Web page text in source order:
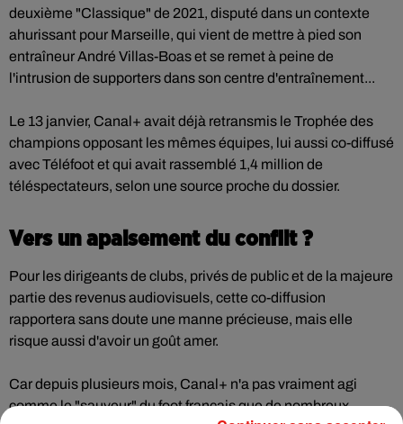
deuxième "Classique" de 2021, disputé dans un contexte
ahurissant pour Marseille, qui vient de mettre à pied son
entraîneur André Villas-Boas et se remet à peine de
l'intrusion de supporters dans son centre d'entraînement...
Le 13 janvier, Canal+ avait déjà retransmis le Trophée des
champions opposant les mêmes équipes, lui aussi co-diffusé
avec Téléfoot et qui avait rassemblé 1,4 million de
téléspectateurs, selon une source proche du dossier.
Vers un apaisement du conflit ?
Pour les dirigeants de clubs, privés de public et de la majeure
partie des revenus audiovisuels, cette co-diffusion
rapportera sans doute une manne précieuse, mais elle
risque aussi d'avoir un goût amer.
Car depuis plusieurs mois, Canal+ n'a pas vraiment agi
comme le "sauveur" du foot français que de nombreux